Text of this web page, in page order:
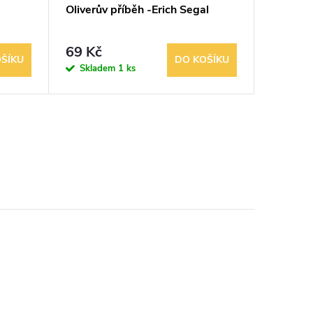
Oliverův příběh -Erich Segal
69 Kč
Skladem 1 ks
DO KOŠÍKU